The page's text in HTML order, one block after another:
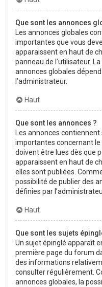
Que sont les annonces
Les annonces globales
importantes que vous
apparaissent en haut de
panneau de l’utilisateur.
annonces globales
l’administrateur.
Haut
Que sont les annonces ?
Les annonces
importantes concernant
doivent être lues dès que
apparaissent en haut de
elles sont publiées.
possibilité de publier des
définies par
Haut
Que sont les sujets
Un sujet épinglé apparaît
première page du forum
des informations
consulter régulièrement.
annonces globales, la